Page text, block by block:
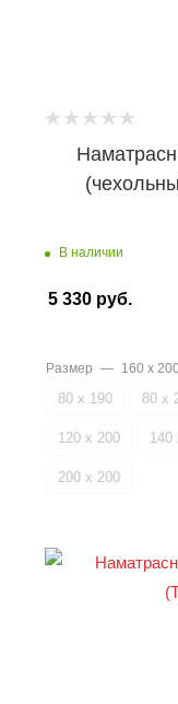
В наличии
5 330 руб.
Размер — 160 х 200
80 х 190 80 х
120 х 200 140
200 х 200